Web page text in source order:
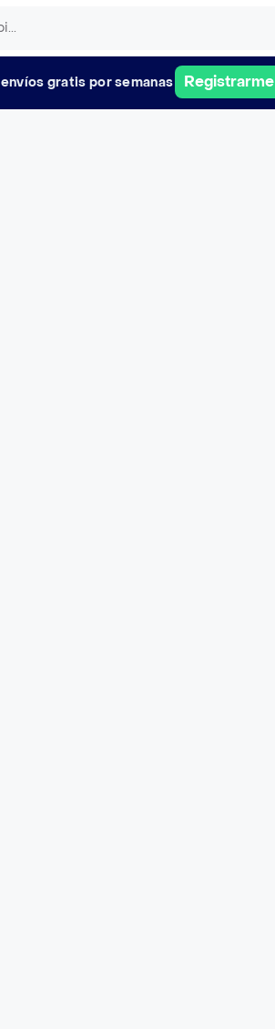
envíos gratis por semanas Registrarme